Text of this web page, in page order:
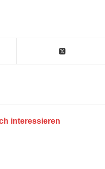
interessieren